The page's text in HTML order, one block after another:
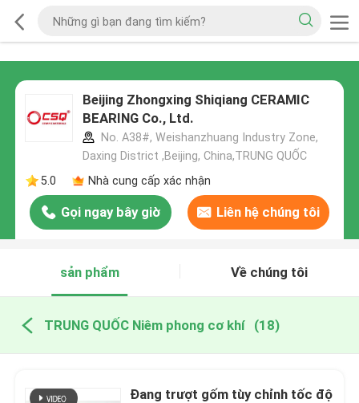
Beijing Zhongxing Shiqiang CERAMIC
BEARING Co., Ltd.
No. A38#, Weishanzhuang Industry Zone,
Daxing District ,Beijing, China,TRUNG QUỐC
5.0
Nhà cung cấp xác nhận
Gọi ngay bây giờ Liên hệ chúng tôi
sản phẩm Về chúng tôi
TRUNG QUỐC Niêm phong cơ khí (18)
Đang trượt gốm tùy chỉnh tốc độ